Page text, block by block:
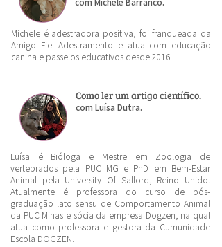
Michele é adestradora positiva, foi franqueada da
Amigo Fiel Adestramento e atua com educação
canina e passeios educativos desde 2016.
Como ler um artigo científico.
com Luísa Dutra.
Luísa é Bióloga e Mestre em Zoologia de
vertebrados pela PUC MG e PhD em Bem-Estar
Animal pela University Of Salford, Reino Unido.
Atualmente é professora do curso de pós-
graduação lato sensu de Comportamento Animal
da PUC Minas e sócia da empresa Dogzen, na qual
atua como professora e gestora da Cumunidade
Escola DOGZEN.